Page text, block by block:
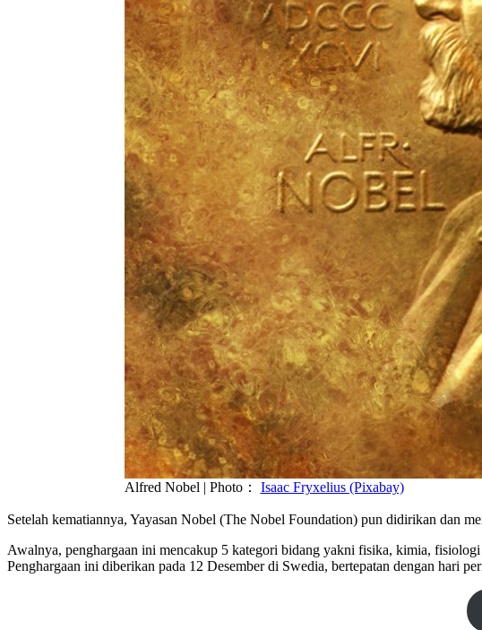
Alfred Nobel | Photo： Isaac Fryxelius (Pixabay)
Setelah kematiannya, Yayasan Nobel (The Nobel Foundation) pun didirikan dan
Awalnya, penghargaan ini mencakup 5 kategori bidang yakni fisika, kimia,
Penghargaan ini diberikan pada 12 Desember di Swedia, bertepatan dengan hari